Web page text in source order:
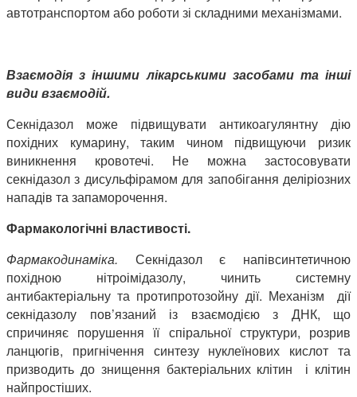
автотранспортом або роботи зі складними механізмами.
Взаємодія з іншими лікарськими засобами та інші
види взаємодій.
Секнідазол може підвищувати антикоагулянтну дію
похідних кумарину, таким чином підвищуючи ризик
виникнення кровотечі. Не можна застосовувати
секнідазол з дисульфірамом для запобігання деліріозних
нападів та запаморочення.
Фармакологічні властивості.
Фармакодинаміка. Секнідазол є напівсинтетичною
похідною нітроімідазолу, чинить системну
антибактеріальну та протипротозойну дії. Механізм дії
cекнідазолу пов’язаний із взаємодією з ДНК, що
спричиняє порушення її спіральної структури, розрив
ланцюгів, пригнічення синтезу нуклеїнових кислот та
призводить до знищення бактеріальних клітин і клітин
найпростіших.